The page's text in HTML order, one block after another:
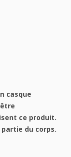
casque
ce produit.
du corps.